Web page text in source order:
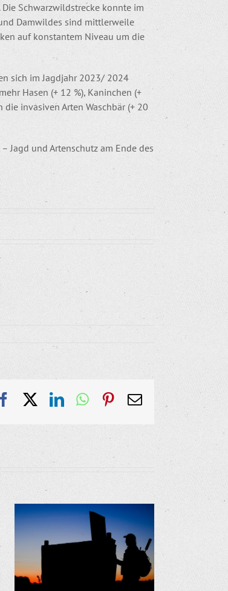
Schwarzwildstrecke konnte im
Damwildes sind mittlerweile
auf konstantem Niveau um die
sich im Jagdjahr 2023/ 2024
Hasen (+ 12 %), Kaninchen (+
invasiven Arten Waschbär (+ 20
Jagd und Artenschutz am Ende des
FacebookLinkedInWhatsApp
Pinterest
E-